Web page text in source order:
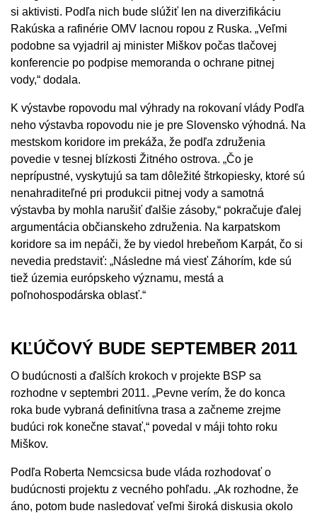
si aktivisti. Podľa nich bude slúžiť len na diverzifikáciu
Rakúska a rafinérie OMV lacnou ropou z Ruska. „Veľmi
podobne sa vyjadril aj minister Miškov počas tlačovej
konferencie po podpise memoranda o ochrane pitnej
vody,“ dodala.
K výstavbe ropovodu mal výhrady na rokovaní vlády Podľa
neho výstavba ropovodu nie je pre Slovensko výhodná. Na
mestskom koridore im prekáža, že podľa združenia
povedie v tesnej blízkosti Žitného ostrova. „Čo je
neprípustné, vyskytujú sa tam dôležité štrkopiesky, ktoré sú
nenahraditeľné pri produkcii pitnej vody a samotná
výstavba by mohla narušiť ďalšie zásoby,“ pokračuje ďalej
argumentácia občianskeho združenia. Na karpatskom
koridore sa im nepáči, že by viedol hrebeňom Karpát, čo si
nevedia predstaviť: „Následne má viesť Záhorím, kde sú
tiež územia európskeho významu, mestá a
poľnohospodárska oblasť.“
KĽÚČOVÝ BUDE SEPTEMBER 2011
O budúcnosti a ďalších krokoch v projekte BSP sa
rozhodne v septembri 2011. „Pevne verím, že do konca
roka bude vybraná definitívna trasa a začneme zrejme
budúci rok konečne stavať,“ povedal v máji tohto roku
Miškov.
Podľa Roberta Nemcsicsa bude vláda rozhodovať o
budúcnosti projektu z vecného pohľadu. „Ak rozhodne, že
áno, potom bude nasledovať veľmi široká diskusia okolo